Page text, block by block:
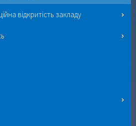
відкритість закладу